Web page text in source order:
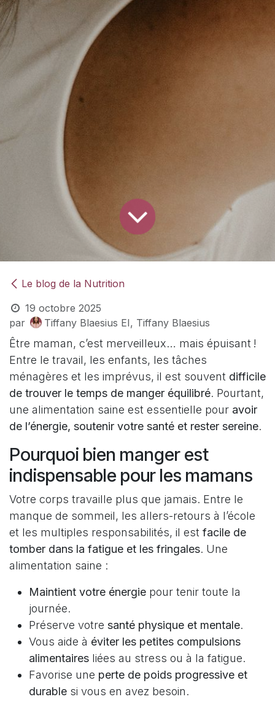
Le blog de la Nutrition
19 octobre 2025
par
Tiffany Blaesius EI, Tiffany Blaesius
Être maman, c’est merveilleux… mais épuisant !
Entre le travail, les enfants, les tâches
ménagères et les imprévus, il est souvent difficile
de trouver le temps de manger équilibré. Pourtant,
une alimentation saine est essentielle pour avoir
de l’énergie, soutenir votre santé et rester sereine.
Pourquoi bien manger est
indispensable pour les mamans
Votre corps travaille plus que jamais. Entre le
manque de sommeil, les allers-retours à l’école
et les multiples responsabilités, il est facile de
tomber dans la fatigue et les fringales. Une
alimentation saine :
Maintient votre énergie pour tenir toute la
journée.
Préserve votre santé physique et mentale.
Vous aide à éviter les petites compulsions
alimentaires liées au stress ou à la fatigue.
Favorise une perte de poids progressive et
durable si vous en avez besoin.